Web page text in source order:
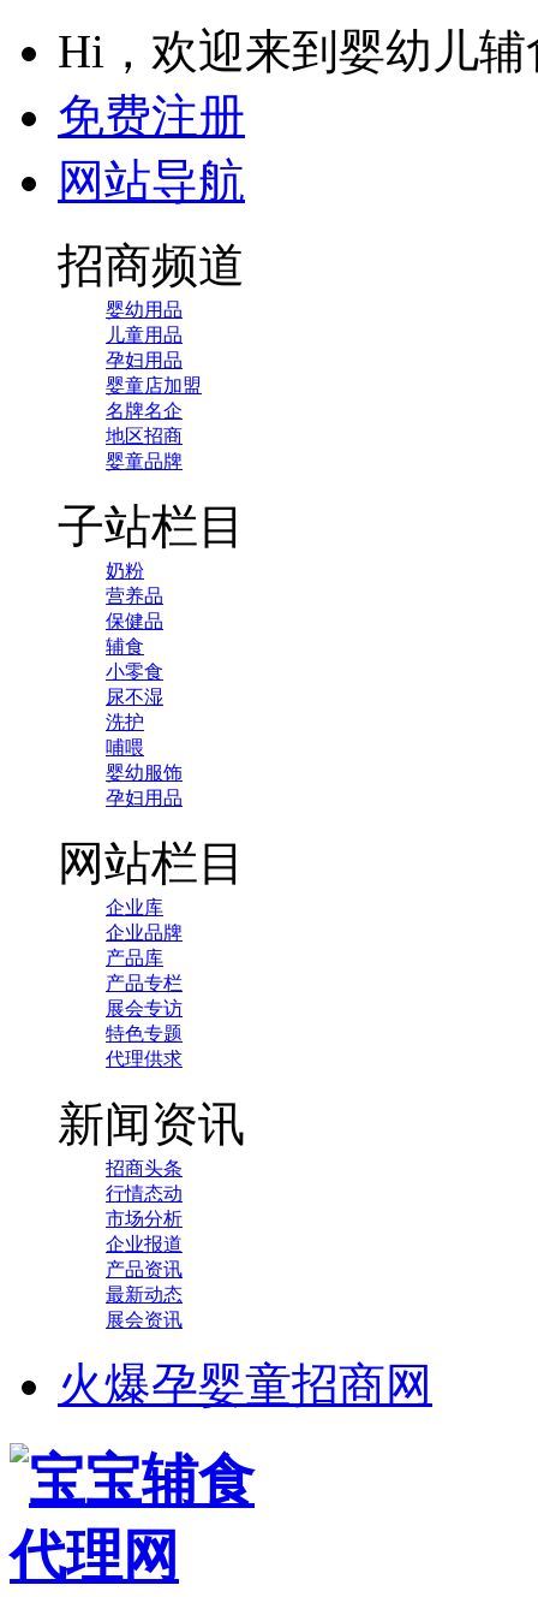
Hi，欢迎来到婴幼儿
免费注册
网站导航
招商频道
婴幼用品
儿童用品
孕妇用品
婴童店加盟
名牌名企
地区招商
婴童品牌
子站栏目
奶粉
营养品
保健品
辅食
小零食
尿不湿
洗护
哺喂
婴幼服饰
孕妇用品
网站栏目
企业库
企业品牌
产品库
产品专栏
展会专访
特色专题
代理供求
新闻资讯
招商头条
行情态动
市场分析
企业报道
产品资讯
最新动态
展会资讯
火爆孕婴童招商网